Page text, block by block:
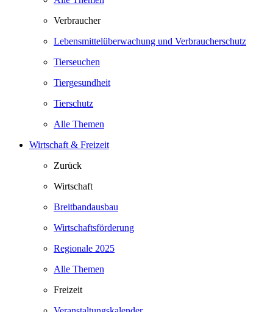
Verbraucher
Lebensmittelüberwachung und Verbraucherschutz
Tierseuchen
Tiergesundheit
Tierschutz
Alle Themen
Wirtschaft & Freizeit
Zurück
Wirtschaft
Breitbandausbau
Wirtschaftsförderung
Regionale 2025
Alle Themen
Freizeit